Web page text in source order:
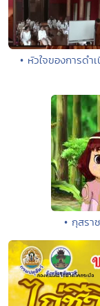
• หัวใจของการด
• กุสรา